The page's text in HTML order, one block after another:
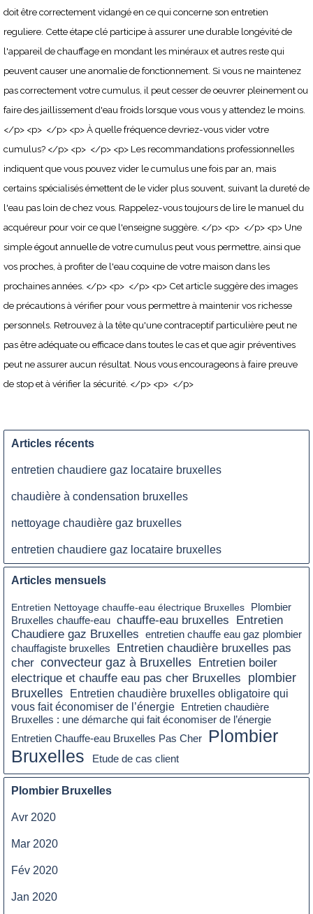
doit être correctement vidangé en ce qui concerne son entretien
reguliere. Cette étape clé participe à assurer une durable longévité de
l'appareil de chauffage en mondant les minéraux et autres reste qui
peuvent causer une anomalie de fonctionnement. Si vous ne maintenez
pas correctement votre cumulus, il peut cesser de oeuvrer pleinement ou
faire des jaillissement d'eau froids lorsque vous vous y attendez le moins.
</p> <p> </p> <p> À quelle fréquence devriez-vous vider votre
cumulus? </p> <p> </p> <p> Les recommandations professionnelles
indiquent que vous pouvez vider le cumulus une fois par an, mais
certains spécialisés émettent de le vider plus souvent, suivant la dureté de
l'eau pas loin de chez vous. Rappelez-vous toujours de lire le manuel du
acquéreur pour voir ce que l'enseigne suggère. </p> <p> </p> <p> Une
simple égout annuelle de votre cumulus peut vous permettre, ainsi que
vos proches, à profiter de l'eau coquine de votre maison dans les
prochaines années. </p> <p> </p> <p> Cet article suggère des images
de précautions à vérifier pour vous permettre à maintenir vos richesse
personnels. Retrouvez à la tête qu'une contraceptif particulière peut ne
pas être adéquate ou efficace dans toutes le cas et que agir préventives
peut ne assurer aucun résultat. Nous vous encourageons à faire preuve
de stop et à vérifier la sécurité. </p> <p> </p>
Articles récents
entretien chaudiere gaz locataire bruxelles
chaudière à condensation bruxelles
nettoyage chaudière gaz bruxelles
entretien chaudiere gaz locataire bruxelles
Articles mensuels
Entretien Nettoyage chauffe-eau électrique Bruxelles
Plombier
Bruxelles chauffe-eau chauffe-eau bruxelles
Entretien
Chaudiere gaz Bruxelles entretien chauffe eau gaz plombier
chauffagiste bruxelles
Entretien chaudière bruxelles pas
cher convecteur gaz à Bruxelles Entretien boiler
electrique et chauffe eau pas cher Bruxelles plombier
Bruxelles
Entretien chaudière bruxelles obligatoire qui
vous fait économiser de l’énergie Entretien chaudière
Bruxelles : une démarche qui fait économiser de l’énergie
Entretien Chauffe-eau Bruxelles Pas Cher
Plombier
Bruxelles
Etude de cas client
Plombier Bruxelles
Avr 2020
Mar 2020
Fév 2020
Jan 2020